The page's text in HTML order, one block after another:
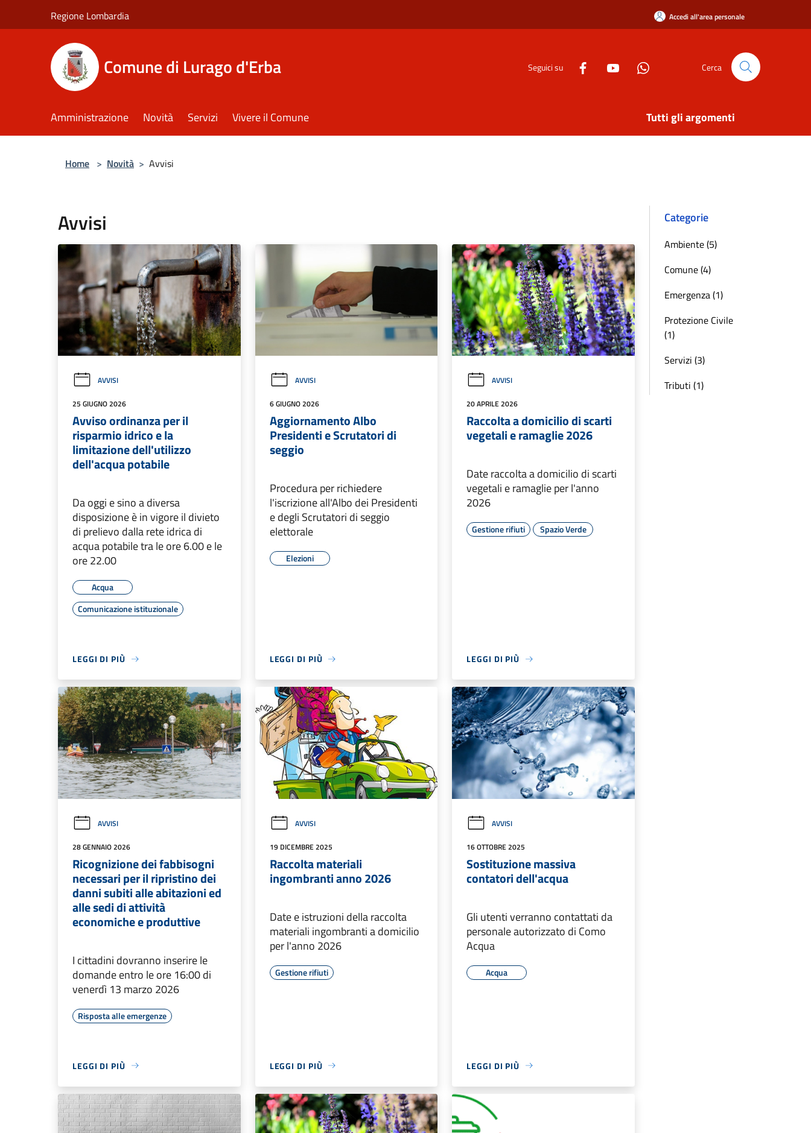
Regione Lombardia Accedi all'area personale
Comune di Lurago d'Erba Seguici su Cerca
Amministrazione Novità Servizi Vivere il Comune Tutti gli argomenti
Home > Novità > Avvisi
Avvisi
AVVISI
25 GIUGNO 2026
Avviso ordinanza per il
risparmio idrico e la
limitazione dell'utilizzo
dell'acqua potabile
Da oggi e sino a diversa
disposizione è in vigore il divieto
di prelievo dalla rete idrica di
acqua potabile tra le ore 6.00 e le
ore 22.00
Acqua
Comunicazione istituzionale
LEGGI DI PIÙ
AVVISI
6 GIUGNO 2026
Aggiornamento Albo
Presidenti e Scrutatori di
seggio
Procedura per richiedere
l'iscrizione all'Albo dei Presidenti
e degli Scrutatori di seggio
elettorale
Elezioni
LEGGI DI PIÙ
AVVISI
20 APRILE 2026
Raccolta a domicilio di scarti
vegetali e ramaglie 2026
Date raccolta a domicilio di scarti
vegetali e ramaglie per l'anno
2026
Gestione rifiuti Spazio Verde
LEGGI DI PIÙ
AVVISI
28 GENNAIO 2026
Ricognizione dei fabbisogni
necessari per il ripristino dei
danni subiti alle abitazioni ed
alle sedi di attività
economiche e produttive
I cittadini dovranno inserire le
domande entro le ore 16:00 di
venerdì 13 marzo 2026
Risposta alle emergenze
LEGGI DI PIÙ
AVVISI
19 DICEMBRE 2025
Raccolta materiali
ingombranti anno 2026
Date e istruzioni della raccolta
materiali ingombranti a domicilio
per l'anno 2026
Gestione rifiuti
LEGGI DI PIÙ
AVVISI
16 OTTOBRE 2025
Sostituzione massiva
contatori dell'acqua
Gli utenti verranno contattati da
personale autorizzato di Como
Acqua
Acqua
LEGGI DI PIÙ
Categorie
Ambiente (5)
Comune (4)
Emergenza (1)
Protezione Civile
(1)
Servizi (3)
Tributi (1)